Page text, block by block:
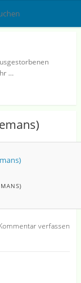
…
verfassen